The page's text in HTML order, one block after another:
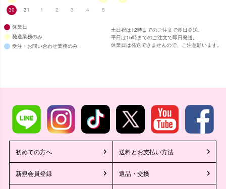
30
31 1 2 3 4 5
休業日
発送業務のみ
受注・お問い合わせ業務のみ
土日祝は12時までのご注文で即日発送。
平日は15時までのご注文で即日発送。
休業日は発送できませんので、ご注意願います。
初めての方へ 送料とお支払い方法
新規会員登録 返品・交換